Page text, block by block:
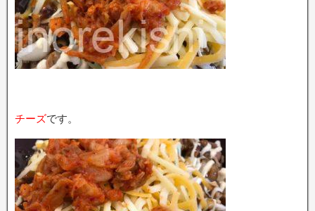
チーズです。